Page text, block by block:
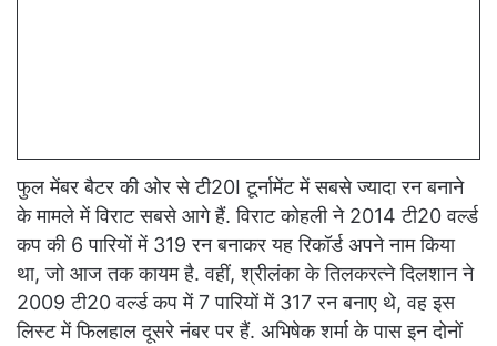
फुल मेंबर बैटर की ओर से टी20I टूर्नामेंट में सबसे ज्यादा रन बनाने
के मामले में विराट सबसे आगे हैं. विराट कोहली ने 2014 टी20 वर्ल्ड
कप की 6 पारियों में 319 रन बनाकर यह रिकॉर्ड अपने नाम किया
था, जो आज तक कायम है. वहीं, श्रीलंका के तिलकरत्ने दिलशान ने
2009 टी20 वर्ल्ड कप में 7 पारियों में 317 रन बनाए थे, वह इस
लिस्ट में फिलहाल दूसरे नंबर पर हैं. अभिषेक शर्मा के पास इन दोनों